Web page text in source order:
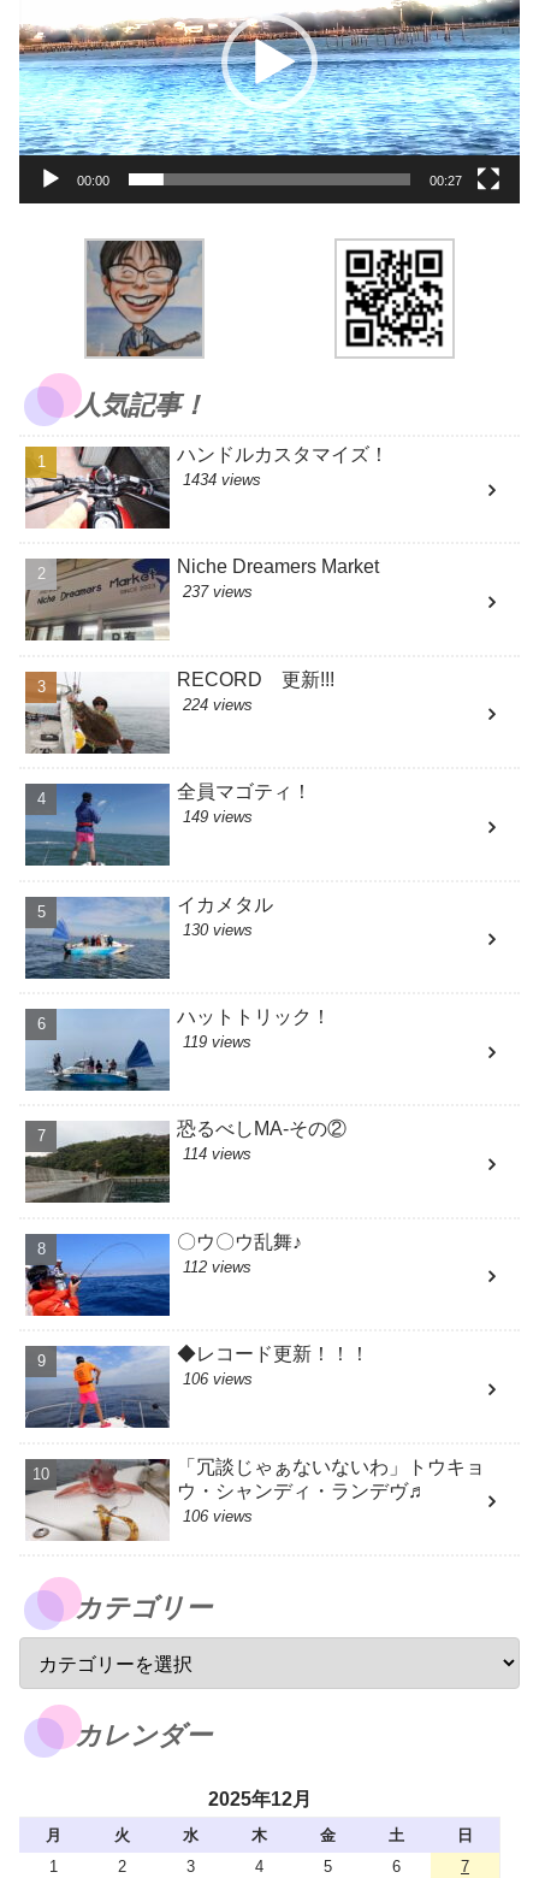
レ
ー
ヤ
ー
00:00 00:27
人気記事！
ハンドルカスタマイズ！
1434 views
Niche Dreamers Market
237 views
RECORD 更新!!!
224 views
全員マゴティ！
149 views
イカメタル
130 views
ハットトリック！
119 views
恐るべしMA-その②
114 views
〇ウ〇ウ乱舞♪
112 views
◆レコード更新！！！
106 views
「冗談じゃぁないないわ」トウキョ
ウ・シャンディ・ランデヴ♬
106 views
カテゴリー
カレンダー
2025年12月
月 火 水 木 金 土
日
1
2 3 4 5 6
7